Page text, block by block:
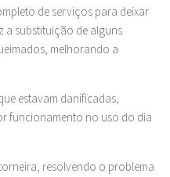
de serviços para deixar
a substituição de alguns
melhorando a
estavam danificadas,
funcionamento no uso do dia
resolvendo o problema